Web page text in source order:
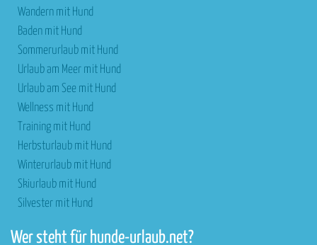
Wandern mit Hund
Baden mit Hund
Sommerurlaub mit Hund
Urlaub am Meer mit Hund
Urlaub am See mit Hund
Wellness mit Hund
Training mit Hund
Herbsturlaub mit Hund
Winterurlaub mit Hund
Skiurlaub mit Hund
Silvester mit Hund
Wer steht für hunde-urlaub.net?